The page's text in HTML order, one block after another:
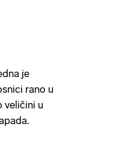
je
rano u
veličini u